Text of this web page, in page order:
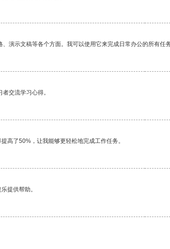
演示文稿等各个方面。我可以使用它来完成日常办公的所有任
交流学习心得。
高了50%，让我能够更轻松地完成工作任务。
提供帮助。